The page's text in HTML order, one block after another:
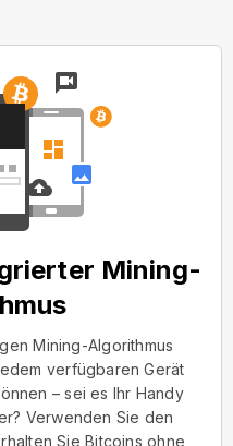
Mining-
Mining-Algorithmus
verfügbaren Gerät
– sei es Ihr Handy
Verwenden Sie den
Sie Bitcoins ohne